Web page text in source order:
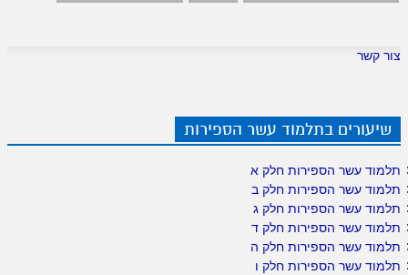
צור קשר
שיעורים בתלמוד עשר הספירות
תלמוד עשר הספירות חלק א
תלמוד עשר הספירות חלק ב
תלמוד עשר הספירות חלק ג
תלמוד עשר הספירות חלק ד
תלמוד עשר הספירות חלק ה
תלמוד עשר הספירות חלק ו